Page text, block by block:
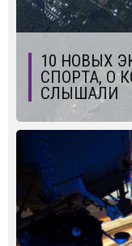
10 НОВЫХ
СПОРТА, О
СЛЫШАЛИ